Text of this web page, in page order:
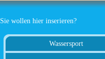
Sie wollen hier inserieren?
Wassersport